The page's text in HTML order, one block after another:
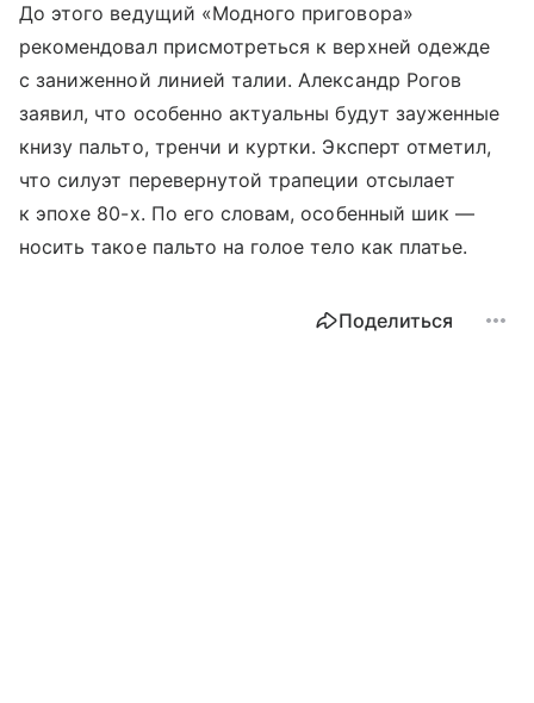
До этого ведущий «Модного приговора»
рекомендовал присмотреться к верхней одежде
с заниженной линией талии. Александр Рогов
заявил, что особенно актуальны будут зауженные
книзу пальто, тренчи и куртки. Эксперт отметил,
что силуэт перевернутой трапеции отсылает
к эпохе 80-х. По его словам, особенный шик —
носить такое пальто на голое тело как платье.
Поделиться